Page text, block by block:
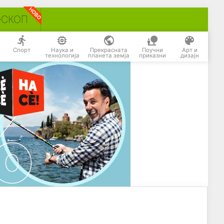
Спорт Наука и
технологија
Прекрасната
планета земја
Поучни
приказни
Арт и
дизајн